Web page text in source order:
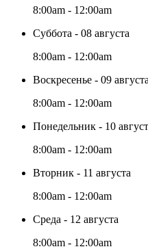
8:00am - 12:00am
Суббота - 08 августа
8:00am - 12:00am
Воскресенье - 09 августа
8:00am - 12:00am
Понедельник - 10
8:00am - 12:00am
Вторник - 11 августа
8:00am - 12:00am
Среда - 12 августа
8:00am - 12:00am